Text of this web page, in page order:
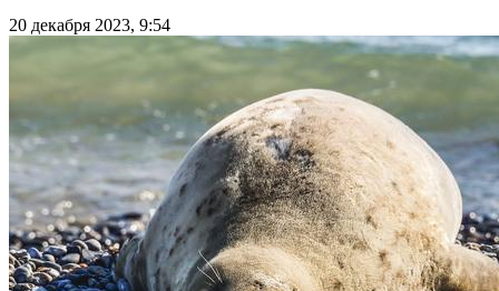
20 декабря 2023, 9:54